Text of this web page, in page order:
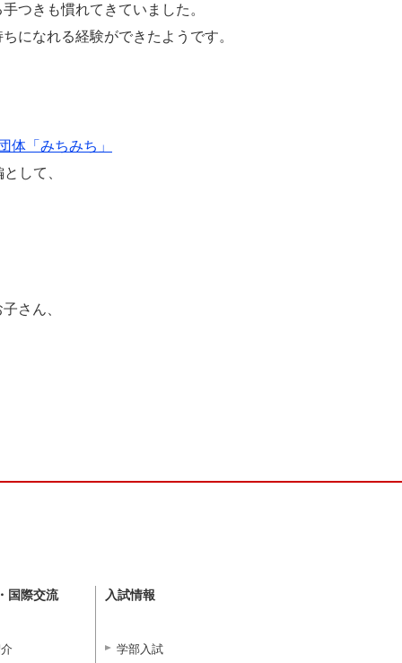
つきも慣れてきていました。
になれる経験ができたようです。
体「みちみち」
して、
さん、
国際交流 入試情報
学部入試